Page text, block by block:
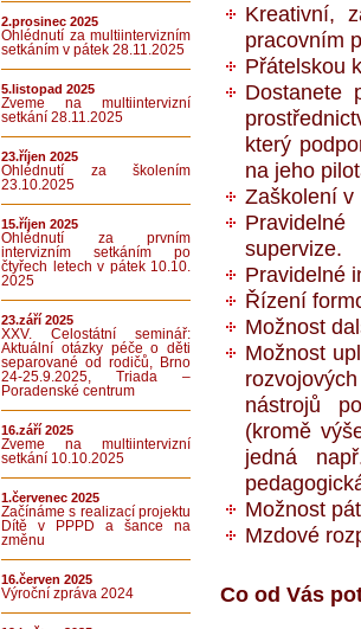
2.prosinec 2025
Ohlédnutí za multiintervizním
setkáním v pátek 28.11.2025
5.listopad 2025
Zveme na multiintervizní
setkání 28.11.2025
23.říjen 2025
Ohlédnutí za školením
23.10.2025
15.říjen 2025
Ohlédnutí za prvním
intervizním setkáním po
čtyřech letech v pátek 10.10.
2025
23.září 2025
XXV. Celostátní seminář:
Aktuální otázky péče o děti
separované od rodičů, Brno
24-25.9.2025, Triada –
Poradenské centrum
16.září 2025
Zveme na multiintervizní
setkání 10.10.2025
1.červenec 2025
Začínáme s realizací projektu
Dítě v PPPD a šance na
změnu
16.červen 2025
Výroční zpráva 2024
Kreativní,
pracovním
Přátelskou
Dostanete
který
na jeho
Zaškolení v
supervize.
Pravidelné
Řízení
Možnost
Možnost
nástrojů
(kromě
jedná
Možnost
Mzdové
Co od Vás